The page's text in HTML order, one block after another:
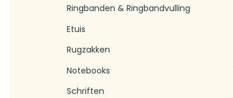
Ringbanden & Ringbandvulling
Etuis
Rugzakken
Notebooks
Schriften